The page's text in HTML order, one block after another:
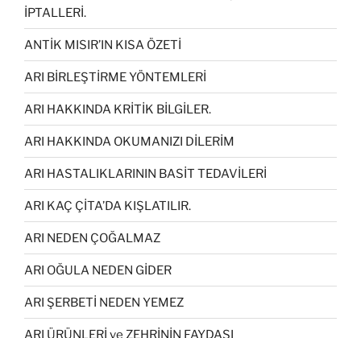
İPTALLERİ.
ANTİK MISIR’IN KISA ÖZETİ
ARI BİRLEŞTİRME YÖNTEMLERİ
ARI HAKKINDA KRİTİK BİLGİLER.
ARI HAKKINDA OKUMANIZI DİLERİM
ARI HASTALIKLARININ BASİT TEDAVİLERİ
ARI KAÇ ÇİTA’DA KIŞLATILIR.
ARI NEDEN ÇOĞALMAZ
ARI OĞULA NEDEN GİDER
ARI ŞERBETİ NEDEN YEMEZ
ARI ÜRÜNLERİ ve ZEHRİNİN FAYDASI